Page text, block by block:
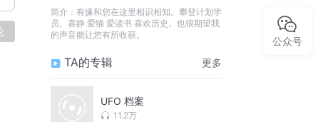
简介： 有缘和您在这里相识相知。攀登计划学
员。喜静 爱猫 爱读书 喜欢历史。也很期望我
的声音能让您有所收获。
TA的专辑 更多
UFO 档案
11.2万
公众号